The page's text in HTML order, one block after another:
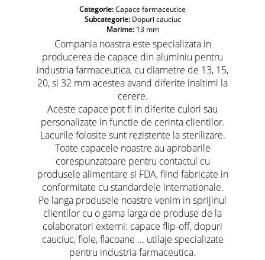
Categorie:Capace farmaceutice
Subcategorie:Dopuri cauciuc
Marime:13 mm
Compania noastra este specializata in
producerea de capace din aluminiu pentru
industria farmaceutica, cu diametre de 13, 15,
20, si 32 mm acestea avand diferite inaltimi la
cerere.
Aceste capace pot fi in diferite culori sau
personalizate in functie de cerinta clientilor.
Lacurile folosite sunt rezistente la sterilizare.
Toate capacele noastre au aprobarile
corespunzatoare pentru contactul cu
produsele alimentare si FDA, fiind fabricate in
conformitate cu standardele internationale.
Pe langa produsele noastre venim in sprijinul
clientilor cu o gama larga de produse de la
colaboratori externi: capace flip-off, dopuri
cauciuc, fiole, flacoane ... utilaje specializate
pentru industria farmaceutica.